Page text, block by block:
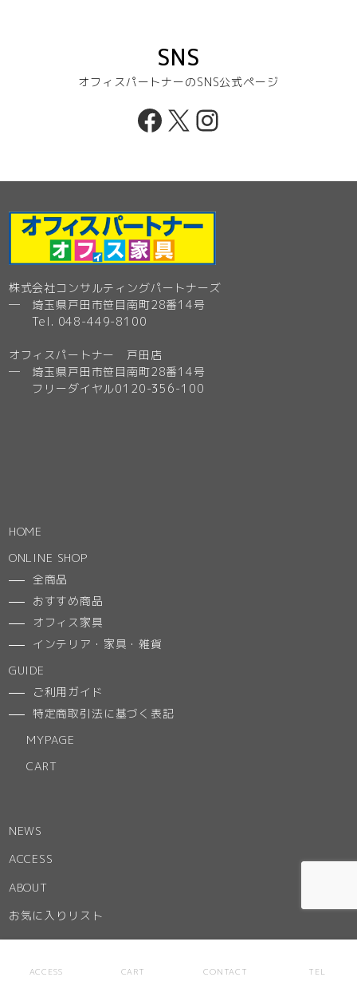
SNS
オフィスパートナーのSNS公式ページ
Facebook
X Instagram
株式会社コンサルティングパートナーズ
─ 埼玉県戸田市笹目南町28番14号
Tel. 048-449-8100
オフィスパートナー 戸田店
─ 埼玉県戸田市笹目南町28番14号
フリーダイヤル0120-356-100
HOME
ONLINE SHOP
全商品
おすすめ商品
オフィス家具
インテリア・家具・雑貨
GUIDE
ご利用ガイド
特定商取引法に基づく表記
MYPAGE
CART
NEWS
ACCESS
ABOUT
お気に入りリスト
ACCESS CART CONTACT TEL